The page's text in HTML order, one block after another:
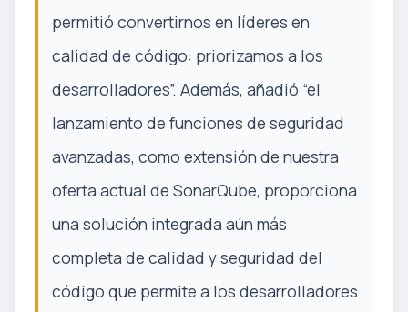
permitió convertirnos en líderes en
calidad de código: priorizamos a los
desarrolladores”. Además, añadió “el
lanzamiento de funciones de seguridad
avanzadas, como extensión de nuestra
oferta actual de SonarQube, proporciona
una solución integrada aún más
completa de calidad y seguridad del
código que permite a los desarrolladores